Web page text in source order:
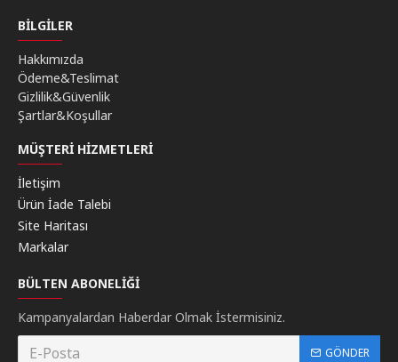
BILGILER
Hakkımızda
Ödeme&Teslimat
Gizlilik&Güvenlik
Şartlar&Koşullar
MÜŞTERI HIZMETLERI
İletişim
Ürün İade Talebi
Site Haritası
Markalar
BÜLTEN ABONELIĞI
Kampanyalardan Haberdar Olmak İstermisiniz.
GÖNDER